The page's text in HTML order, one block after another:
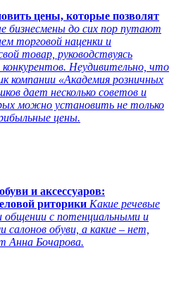
цены, которые позволят
бизнесмены до сих пор путают
торговой наценки и
товар, руководствуясь
Неудивительно, что
компании «Академия розничных
дает несколько советов и
можно установить не только
цены.
и аксессуаров:
риторики Какие речевые
с потенциальными и
обуви, а какие – нет,
Анна Бочарова.